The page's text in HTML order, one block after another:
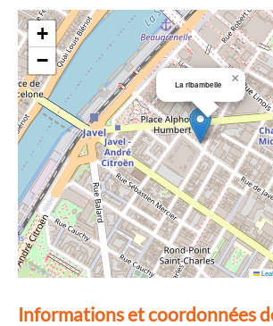
La ribambelle ×
+
−
Informations et coordonnées